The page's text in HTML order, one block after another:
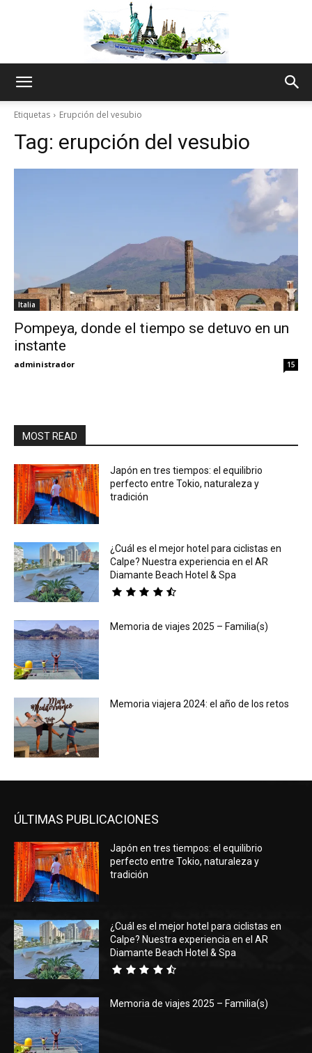
My
Etiquetas Erupción del vesubio
Tag: erupción del vesubio
Italia
Pompeya, donde el tiempo se detuvo en un
instante
administrador 15
MOST READ
Japón en tres tiempos: el equilibrio
perfecto entre Tokio, naturaleza y
tradición
¿Cuál es el mejor hotel para ciclistas en
Calpe? Nuestra experiencia en el AR
Diamante Beach Hotel & Spa
Memoria de viajes 2025 – Familia(s)
Memoria viajera 2024: el año de los retos
ÚLTIMAS PUBLICACIONES
Japón en tres tiempos: el equilibrio
perfecto entre Tokio, naturaleza y
tradición
¿Cuál es el mejor hotel para ciclistas en
Calpe? Nuestra experiencia en el AR
Diamante Beach Hotel & Spa
Memoria de viajes 2025 – Familia(s)